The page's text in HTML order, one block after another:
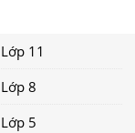
Lớp 11
Lớp 8
Lớp 5